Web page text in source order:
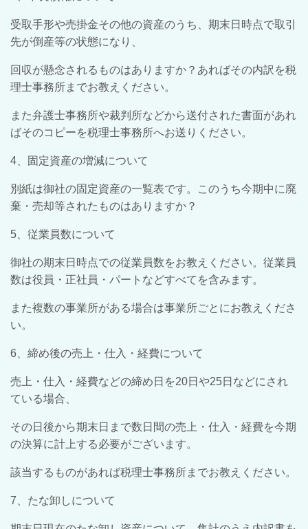
受取手形や売掛金その他の資産のうち、期末日時点で取引
先が倒産等の状態になり、
回収が懸念されるものはありますか？あればその内訳を税
理士事務所までお教えください。
また弁護士事務所や裁判所などから送付された書面があれ
ばそのコピーを税理士事務所へお送りください。
4、固定資産の増減について
別紙は御社の固定資産の一覧表です。このうち今期中に廃
棄・売却等されたものはありますか？
5、従業員数について
御社の期末日時点での従業員数をお教えください。従業員
数は役員・正社員・パートなどすべてを含みます。
また複数の事業所がある場合は事業所ごとにお教えくださ
い。
6、締め後の売上・仕入・経費について
売上・仕入・経費などの締め日を20日や25日などにされ
ている場合、
その日後から期末日まで数日間の売上・仕入・経費を今期
の決算に計上する必要がございます。
該当するものがあれば税理士事務所までお教えください。
7、たな卸しについて